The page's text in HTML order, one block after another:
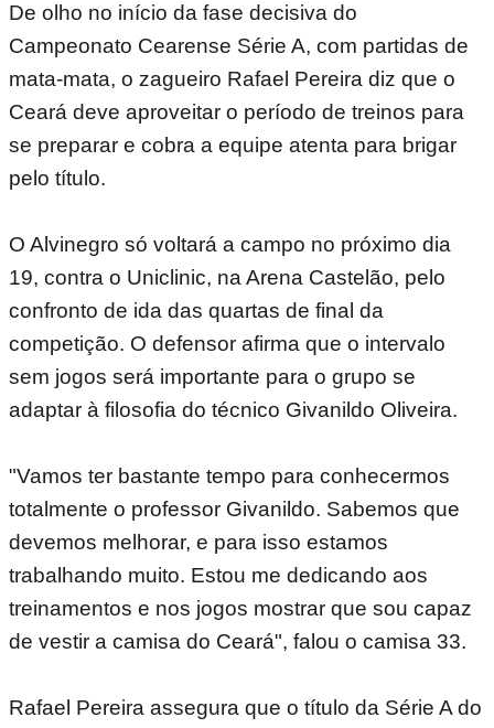
De olho no início da fase decisiva do
Campeonato Cearense Série A, com partidas de
mata-mata, o zagueiro Rafael Pereira diz que o
Ceará deve aproveitar o período de treinos para
se preparar e cobra a equipe atenta para brigar
pelo título.
O Alvinegro só voltará a campo no próximo dia
19, contra o Uniclinic, na Arena Castelão, pelo
confronto de ida das quartas de final da
competição. O defensor afirma que o intervalo
sem jogos será importante para o grupo se
adaptar à filosofia do técnico Givanildo Oliveira.
"Vamos ter bastante tempo para conhecermos
totalmente o professor Givanildo. Sabemos que
devemos melhorar, e para isso estamos
trabalhando muito. Estou me dedicando aos
treinamentos e nos jogos mostrar que sou capaz
de vestir a camisa do Ceará", falou o camisa 33.
Rafael Pereira assegura que o título da Série A do